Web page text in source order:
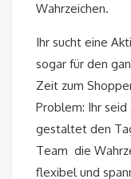
Wahrzeichen.
Ihr sucht eine
sogar für den
Zeit zum
Problem: Ihr
gestaltet den
Team die
flexibel und